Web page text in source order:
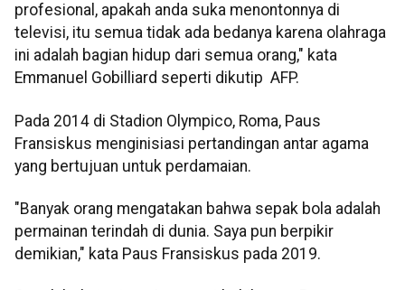
profesional, apakah anda suka menontonnya di
televisi, itu semua tidak ada bedanya karena olahraga
ini adalah bagian hidup dari semua orang," kata
Emmanuel Gobilliard seperti dikutip AFP.
Pada 2014 di Stadion Olympico, Roma, Paus
Fransiskus menginisiasi pertandingan antar agama
yang bertujuan untuk perdamaian.
"Banyak orang mengatakan bahwa sepak bola adalah
permainan terindah di dunia. Saya pun berpikir
demikian," kata Paus Fransiskus pada 2019.